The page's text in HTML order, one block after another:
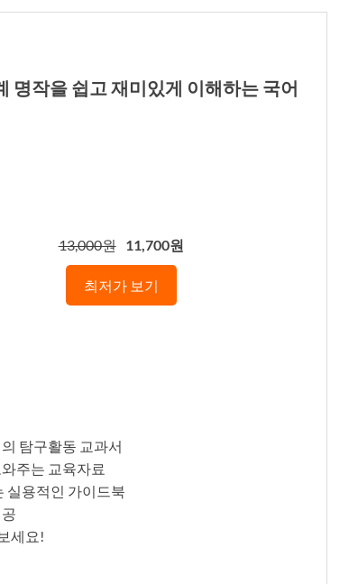
명작을 쉽고 재미있게 이해하는 국어
13,000원 11,700원
최저가 보기
탐구활동 교과서
주는 교육자료
실용적인 가이드북
세요!